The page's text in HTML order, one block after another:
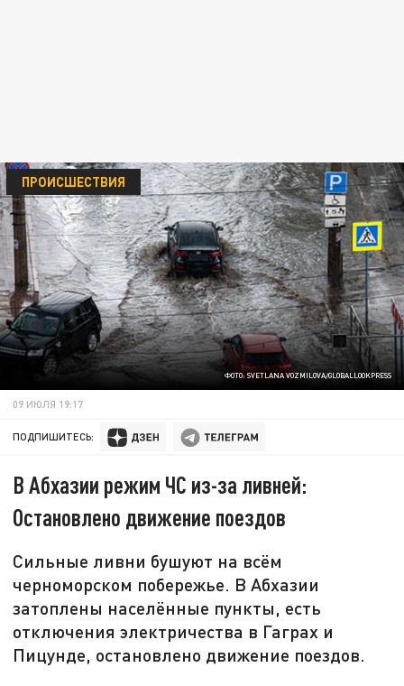
ФОТО: SVETLANA VOZMILOVA/GLOBALLOOKPRESS
ПРОИСШЕСТВИЯ
09 ИЮЛЯ 19:17
ПОДПИШИТЕСЬ:
В Абхазии режим ЧС из-за ливней:
Остановлено движение поездов
Сильные ливни бушуют на всём
черноморском побережье. В Абхазии
затоплены населённые пункты, есть
отключения электричества в Гаграх и
Пицунде, остановлено движение поездов.